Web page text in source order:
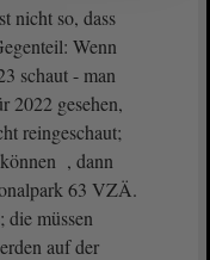
nicht so, dass
Wenn
schaut - man
2022 gesehen,
reingeschaut;
können , dann
63 VZÄ.
die müssen
auf der